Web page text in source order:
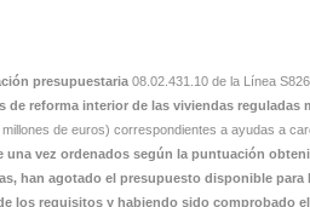
presupuestaria 08.02.431.10 de la Línea
de reforma interior de las viviendas reguladas
de euros) correspondientes a ayudas a
una vez ordenados según la puntuación
han agotado el presupuesto disponible
los requisitos y habiendo sido comprobado